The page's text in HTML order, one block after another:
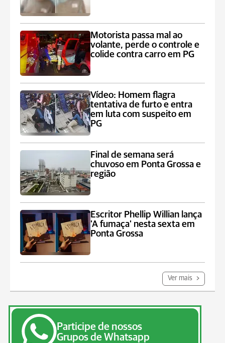
Motorista passa mal ao
volante, perde o controle e
colide contra carro em PG
Vídeo: Homem flagra
tentativa de furto e entra
em luta com suspeito em
PG
Final de semana será
chuvoso em Ponta Grossa e
região
Escritor Phellip Willian lança
'A fumaça' nesta sexta em
Ponta Grossa
Ver mais
Participe de nossos
Grupos de Whatsapp